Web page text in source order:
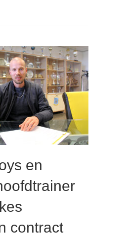
aanmelding voor de Vrienden
en
contract